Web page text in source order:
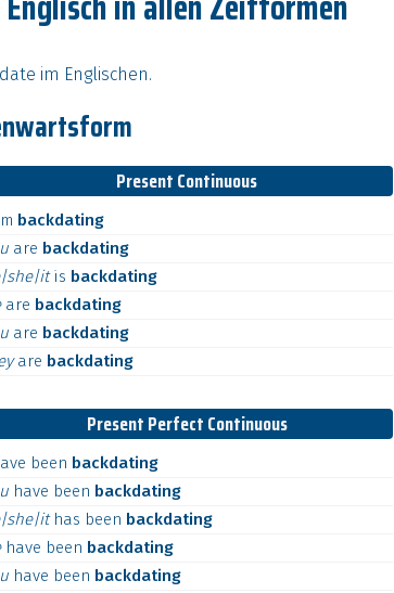
im Englischen.
Present Continuous
backdating
are backdating
is backdating
are backdating
are backdating
are backdating
Present Perfect Continuous
been backdating
have been backdating
has been backdating
have been backdating
have been backdating